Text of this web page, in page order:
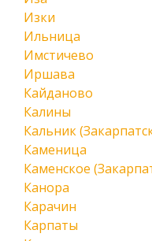
Изки
Ильница
Имстичево
Иршава
Кайданово
Калины
Кальник
Каменица
Каменское
Канора
Карачин
Карпаты